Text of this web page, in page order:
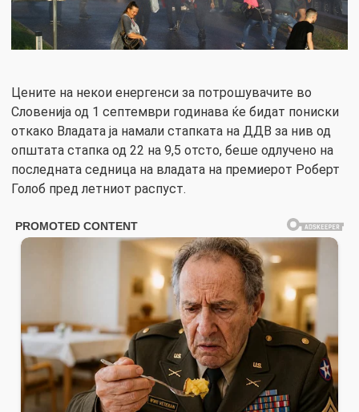
Цените на некои енергенси за потрошувачите во
Словенија од 1 септември годинава ќе бидат пониски
откако Владата ја намали стапката на ДДВ за нив од
општата стапка од 22 на 9,5 отсто, беше одлучено на
последната седница на владата на премиерот Роберт
Голоб пред летниот распуст.